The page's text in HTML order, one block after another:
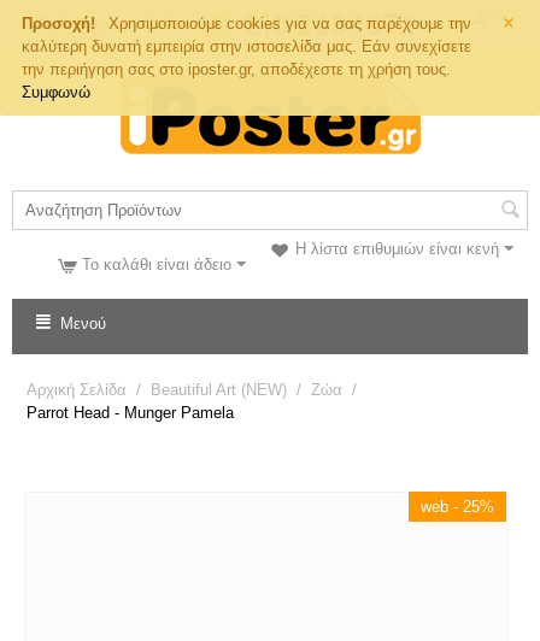
×
Προσοχή!
Χρησιμοποιούμε cookies για να σας παρέχουμε την
καλύτερη δυνατή εμπειρία στην ιστοσελίδα μας. Εάν συνεχίσετε
την περιήγηση σας στο iposter.gr, αποδέχεστε τη χρήση τους.
Συμφωνώ
Τηλ. Παραγγελιών
Η λίστα επιθυμιών είναι κενή
Το καλάθι είναι άδειο
Μενού
Αρχική Σελίδα / Beautiful Art (NEW) / Ζώα /
Parrot Head - Munger Pamela
web - 25%